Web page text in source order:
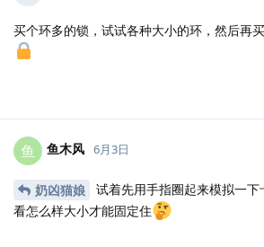
买个环多的锁，试试各种大小的环，然后再
鱼 鱼木风 6月3日
奶凶猫娘
试着先用手指圈起来模拟一
看怎么样大小才能固定住